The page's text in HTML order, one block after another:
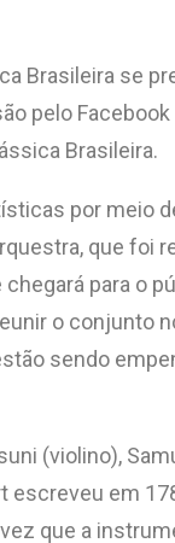
Brasileira se
pelo
Brasileira.
por meio
que foi
para o
o
sendo
(violino),
escreveu em
que a